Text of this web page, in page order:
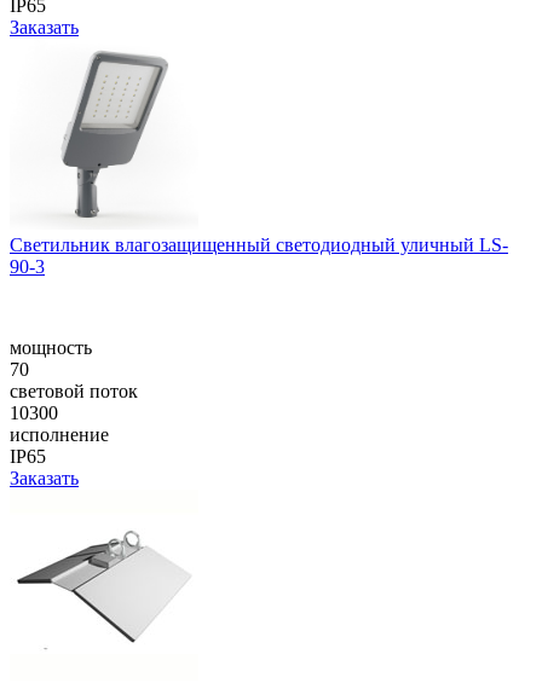
IP65
Заказать
Cветильник влагозащищенный светодиодный уличный LS-
90-3
мощность
70
световой поток
10300
исполнение
IP65
Заказать